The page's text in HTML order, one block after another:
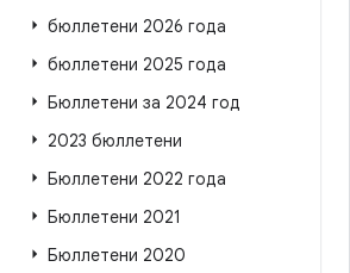
бюллетени 2026 года
бюллетени 2025 года
Бюллетени за 2024 год
2023 бюллетени
Бюллетени 2022 года
Бюллетени 2021
Бюллетени 2020